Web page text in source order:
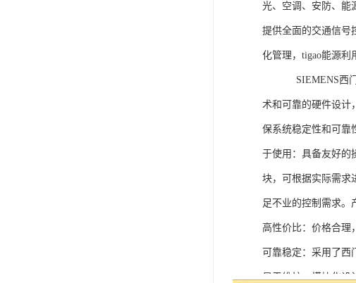
光、空调、安防、能
提供全面的交通信号
化管理，tigao能源利
SIEMENS西门子
术和可靠的硬件设计
保系统稳定性和可靠
于使用：具备友好的
块，可根据实际需求
足不业的控制需求。
高性价比：价格合理
可靠稳定：采用了西
易于维护：模块化设